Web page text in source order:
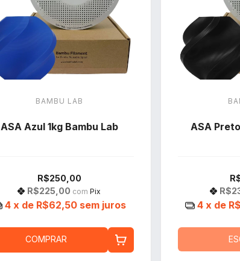
BAMBU LAB
ASA Azul 1kg Bambu Lab
R$250,00
R$225,00 com Pix
4 x de R$62,50 sem juros
COMPRAR
ASA
4 x de